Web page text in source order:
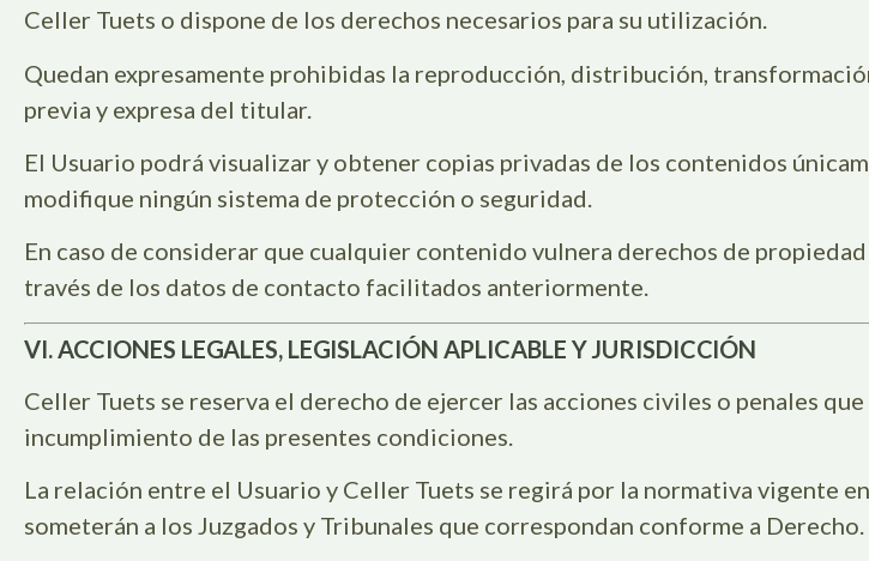
Celler Tuets o dispone de los derechos necesarios para su utilización.
Quedan expresamente prohibidas la reproducción, distribución,
previa y expresa del titular.
El Usuario podrá visualizar y obtener copias privadas de los contenidos
modifique ningún sistema de protección o seguridad.
En caso de considerar que cualquier contenido vulnera derechos de
través de los datos de contacto facilitados anteriormente.
VI. ACCIONES LEGALES, LEGISLACIÓN APLICABLE Y JURISDICCIÓN
Celler Tuets se reserva el derecho de ejercer las acciones civiles o penales
incumplimiento de las presentes condiciones.
La relación entre el Usuario y Celler Tuets se regirá por la normativa vigente
someterán a los Juzgados y Tribunales que correspondan conforme a Derecho.